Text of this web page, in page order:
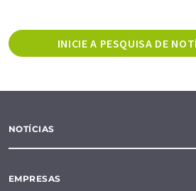
INICIE A PESQUISA DE
NOTÍCIAS
EMPRESAS